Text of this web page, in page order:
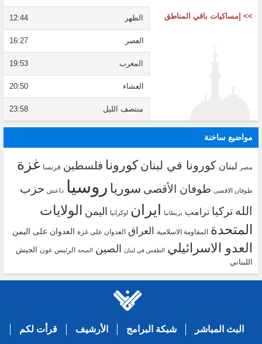
>> إمساكيات باقي المناطق الظهر 12:44
العصر 16:27
المغرب 19:53
العشاء 20:50
منتصف الليل 23:58
مواضيع ساخنة
مصر لبنان كورونا في لبنانكورونا فلسطين فرنسا غزة
طوفان الاقصى طوفان الأقصى سوريا روسيا داعش حزب
الله تركيا ترامب بريطانيا ايران اوكرانيا اليمن الولايات
المتحدة المقاومة الاسلامية العراق العدوان على غزة العدوان على اليمن
العدو الاسرائيلي الطقس في لبنان الصين الصحة الرئيس عون الجيش
اللبناني
البث المباشر شبكة البرامج الأرشيف قرأت لكم